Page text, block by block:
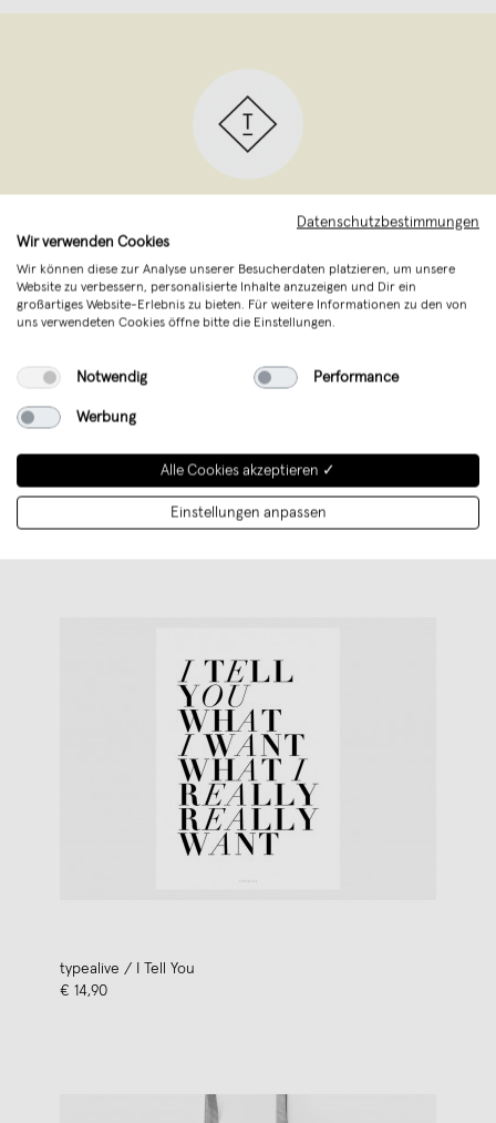
Münster
verkauft seit November 2014
Freunde, wer ernsthaft behauptet, er
könnte noch ohne typealive leben,
Bezahlung ... In diesem Sinne – schau
Dich um, fühl Dich wie zu Hause, aber
typealive / I Tell You
€ 14,90
Datenschutzbestimmungen
Wir verwenden Cookies
Wir können diese zur Analyse unserer Besucherdaten platzieren, um unsere
Website zu verbessern, personalisierte Inhalte anzuzeigen und Dir ein
großartiges Website-Erlebnis zu bieten. Für weitere Informationen zu den von
uns verwendeten Cookies öffne bitte die Einstellungen.
Notwendig Performance
Werbung
Alle Cookies akzeptieren ✓
Einstellungen anpassen